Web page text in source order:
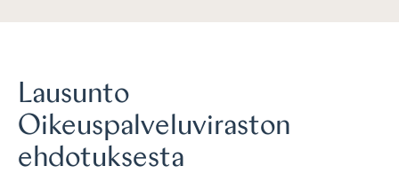
Lausunto
Oikeuspalveluviraston
ehdotuksesta